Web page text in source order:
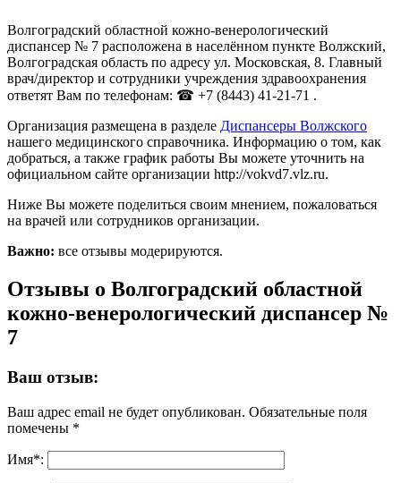
Волгоградский областной кожно-венерологический
диспансер № 7 расположена в населённом пункте Волжский,
Волгоградская область по адресу ул. Московская, 8. Главный
врач/директор и сотрудники учреждения здравоохранения
ответят Вам по телефонам: ☎ +7 (8443) 41-21-71 .
Организация размещена в разделе Диспансеры Волжского
нашего медицинского справочника. Информацию о том, как
добраться, а также график работы Вы можете уточнить на
официальном сайте организации http://vokvd7.vlz.ru.
Ниже Вы можете поделиться своим мнением, пожаловаться
на врачей или сотрудников организации.
Важно: все отзывы модерируются.
Отзывы о Волгоградский областной
кожно-венерологический диспансер №
7
Ваш отзыв:
Ваш адрес email не будет опубликован. Обязательные поля
помечены *
Имя*: